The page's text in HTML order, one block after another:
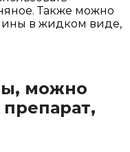
Также можно
в жидком виде,
можно